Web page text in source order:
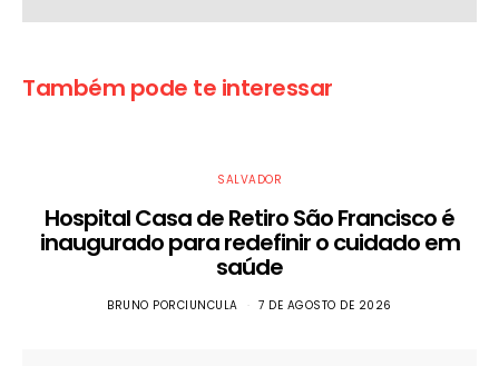
Também pode te interessar
SALVADOR
Hospital Casa de Retiro São Francisco é
inaugurado para redefinir o cuidado em
saúde
BRUNO PORCIUNCULA 7 DE AGOSTO DE 2026